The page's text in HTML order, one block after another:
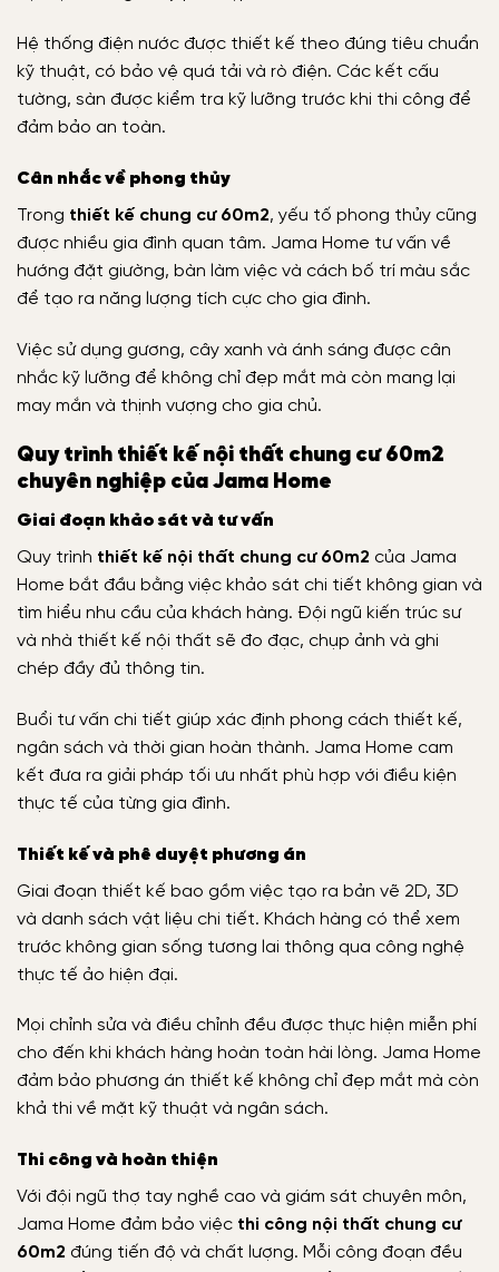
Hệ thống điện nước được thiết kế theo đúng tiêu chuẩn
kỹ thuật, có bảo vệ quá tải và rò điện. Các kết cấu
tường, sàn được kiểm tra kỹ lưỡng trước khi thi công để
đảm bảo an toàn.
Cân nhắc về phong thủy
Trong thiết kế chung cư 60m2, yếu tố phong thủy cũng
được nhiều gia đình quan tâm. Jama Home tư vấn về
hướng đặt giường, bàn làm việc và cách bố trí màu sắc
để tạo ra năng lượng tích cực cho gia đình.
Việc sử dụng gương, cây xanh và ánh sáng được cân
nhắc kỹ lưỡng để không chỉ đẹp mắt mà còn mang lại
may mắn và thịnh vượng cho gia chủ.
Quy trình thiết kế nội thất chung cư 60m2
chuyên nghiệp của Jama Home
Giai đoạn khảo sát và tư vấn
Quy trình thiết kế nội thất chung cư 60m2 của Jama
Home bắt đầu bằng việc khảo sát chi tiết không gian và
tìm hiểu nhu cầu của khách hàng. Đội ngũ kiến trúc sư
và nhà thiết kế nội thất sẽ đo đạc, chụp ảnh và ghi
chép đầy đủ thông tin.
Buổi tư vấn chi tiết giúp xác định phong cách thiết kế,
ngân sách và thời gian hoàn thành. Jama Home cam
kết đưa ra giải pháp tối ưu nhất phù hợp với điều kiện
thực tế của từng gia đình.
Thiết kế và phê duyệt phương án
Giai đoạn thiết kế bao gồm việc tạo ra bản vẽ 2D, 3D
và danh sách vật liệu chi tiết. Khách hàng có thể xem
trước không gian sống tương lai thông qua công nghệ
thực tế ảo hiện đại.
Mọi chỉnh sửa và điều chỉnh đều được thực hiện miễn phí
cho đến khi khách hàng hoàn toàn hài lòng. Jama Home
đảm bảo phương án thiết kế không chỉ đẹp mắt mà còn
khả thi về mặt kỹ thuật và ngân sách.
Thi công và hoàn thiện
Với đội ngũ thợ tay nghề cao và giám sát chuyên môn,
Jama Home đảm bảo việc thi công nội thất chung cư
60m2 đúng tiến độ và chất lượng. Mỗi công đoạn đều